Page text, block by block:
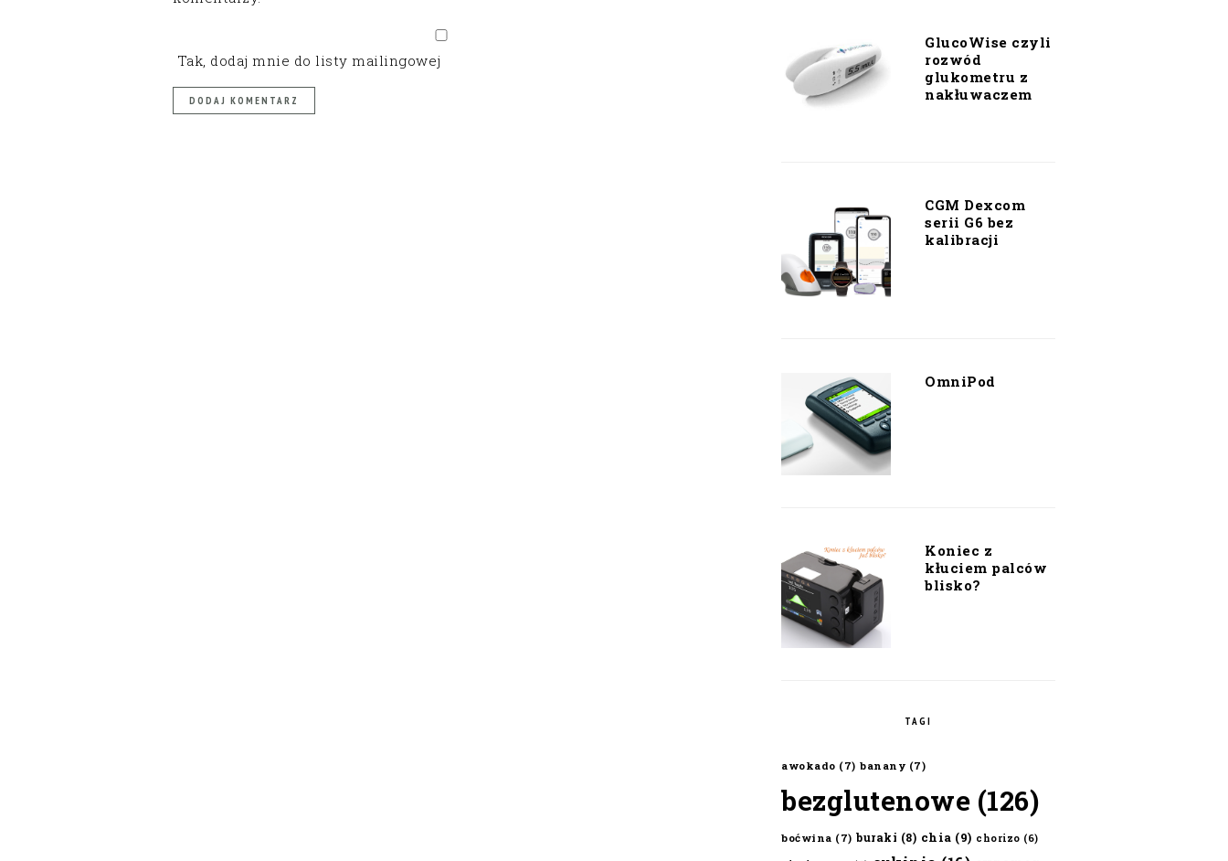
Tak, dodaj mnie do listy mailingowej
GlucoWise czyli
rozwód
glukometru z
nakłuwaczem
CGM Dexcom
serii G6 bez
kalibracji
OmniPod
Koniec z
kłuciem palców
blisko?
TAGI
awokado (7) banany (7)
bezglutenowe (126)
boćwina (7) buraki (8) chia (9) chorizo (6)